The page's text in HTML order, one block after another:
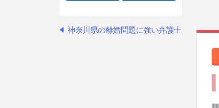
神奈川県の離婚問題に強い弁護士